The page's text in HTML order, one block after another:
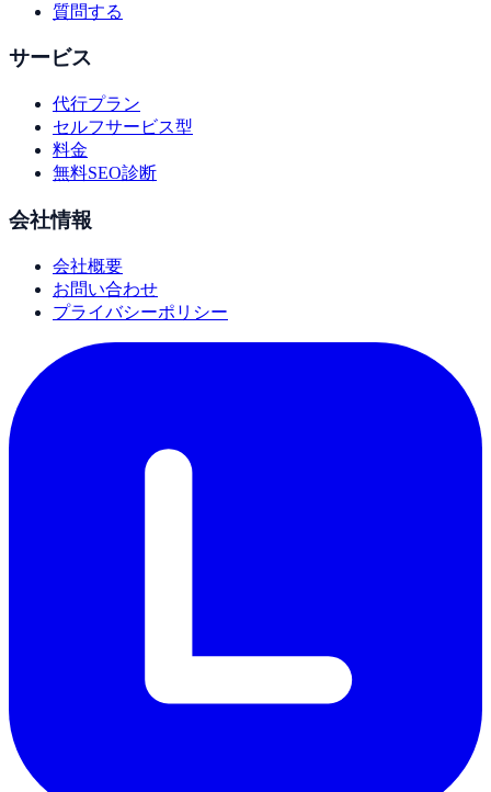
質問する
サービス
代行プラン
セルフサービス型
料金
無料SEO診断
会社情報
会社概要
お問い合わせ
プライバシーポリシー